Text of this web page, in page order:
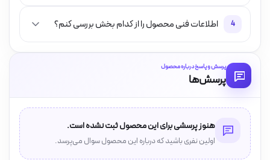
4 اطلاعات فنی محصول را از کدام بخش بررسی کنم؟
پرسش و پاسخ درباره محصول
پرسش‌ها
هنوز پرسشی برای این محصول ثبت نشده است.
اولین نفری باشید که درباره این محصول سوال می‌پرسد.